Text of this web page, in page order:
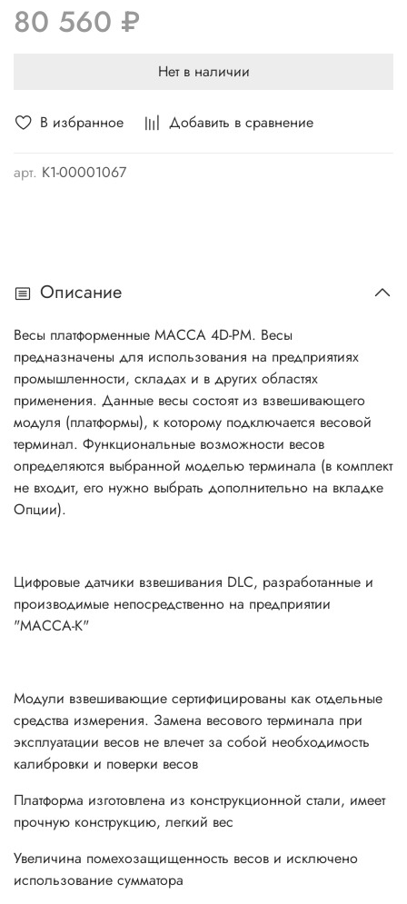
В избранное Добавить в сравнение
арт. K1-00001067
80 560 ₽
Нет в наличии
Описание
Весы платформенные МАССА 4D-PM. Весы
предназначены для использования на предприятиях
промышленности, складах и в других областях
применения. Данные весы состоят из взвешивающего
модуля (платформы), к которому подключается весовой
терминал. Функциональные возможности весов
определяются выбранной моделью терминала (в комплект
не входит, его нужно выбрать дополнительно на вкладке
Опции).
Цифровые датчики взвешивания DLC, разработанные и
производимые непосредственно на предприятии
"МАССА-К"
Модули взвешивающие сертифицированы как отдельные
средства измерения. Замена весового терминала при
эксплуатации весов не влечет за собой необходимость
калибровки и поверки весов
Платформа изготовлена из конструкционной стали, имеет
прочную конструкцию, легкий вес
Увеличина помехозащищенность весов и исключено
использование сумматора